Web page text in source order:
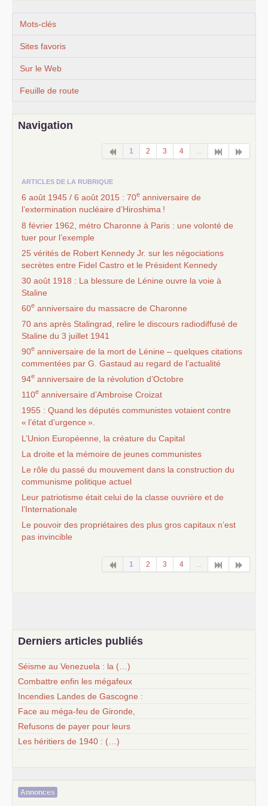
Mots-clés
Sites favoris
Sur le Web
Feuille de route
Navigation
1 2 3 4
ARTICLES DE LA RUBRIQUE
6 août 1945 / 6 août 2015 : 70e anniversaire de
l’extermination nucléaire d’Hiroshima !
8 février 1962, métro Charonne à Paris : une volonté de
tuer pour l’exemple
25 vérités de Robert Kennedy Jr. sur les négociations
secrètes entre Fidel Castro et le Président Kennedy
30 août 1918 : La blessure de Lénine ouvre la voie à
Staline
60e anniversaire du massacre de Charonne
70 ans après Stalingrad, relire le discours radiodiffusé de
Staline du 3 juillet 1941
90e anniversaire de la mort de Lénine – quelques citations
commentées par G. Gastaud au regard de l’actualité
94e anniversaire de la révolution d’Octobre
110e anniversaire d’Ambroise Croizat
1955 : Quand les députés communistes votaient contre
« l’état d’urgence ».
L’Union Européenne, la créature du Capital
La droite et la mémoire de jeunes communistes
Le rôle du passé du mouvement dans la construction du
communisme politique actuel
Leur patriotisme était celui de la classe ouvrière et de
l’Internationale
Le pouvoir des propriétaires des plus gros capitaux n’est
pas invincible
1 2 3 4
Derniers articles publiés
Séisme au Venezuela : la (…)
Combattre enfin les mégafeux
Incendies Landes de Gascogne :
Face au méga-feu de Gironde,
Refusons de payer pour leurs
Les héritiers de 1940 : (…)
Annonces